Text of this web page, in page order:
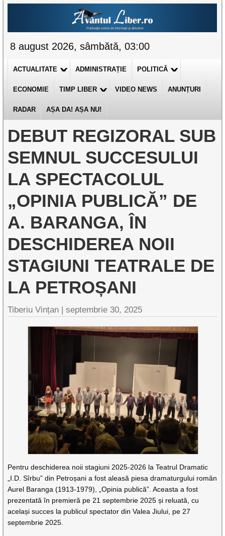
8 august 2026, sâmbătă, 03:00
ACTUALITATE ADMINISTRAȚIE POLITICĂ
ECONOMIE TIMP LIBER VIDEO NEWS ANUNȚURI
RADAR AȘA DA! AȘA NU!
DEBUT REGIZORAL SUB
SEMNUL SUCCESULUI
LA SPECTACOLUL
„OPINIA PUBLICĂ” DE
A. BARANGA, ÎN
DESCHIDEREA NOII
STAGIUNI TEATRALE DE
LA PETROȘANI
Tiberiu Vințan |septembrie 30, 2025
Pentru deschiderea noii stagiuni 2025-2026 la Teatrul Dramatic
„I.D. Sîrbu” din Petroșani a fost aleasă piesa dramaturgului român
Aurel Baranga (1913-1979), „Opinia publică”. Aceasta a fost
prezentată în premieră pe 21 septembrie 2025 și reluată, cu
același succes la publicul spectator din Valea Jiului, pe 27
septembrie 2025.